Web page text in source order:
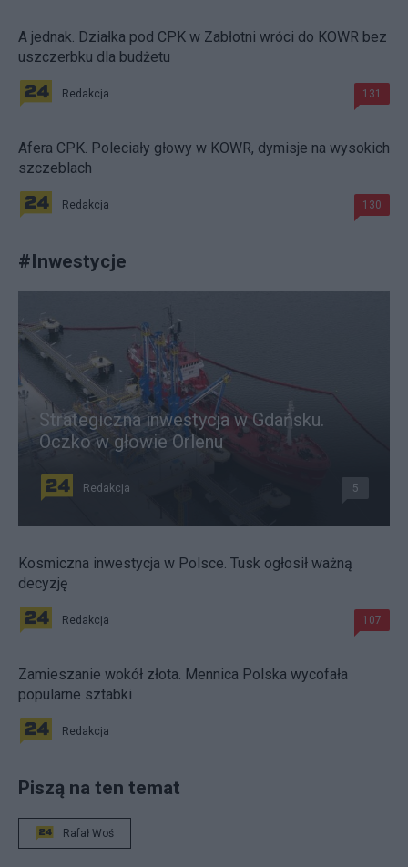
A jednak. Działka pod CPK w Zabłotni wróci do KOWR bez
uszczerbku dla budżetu
Redakcja 131
Afera CPK. Poleciały głowy w KOWR, dymisje na wysokich
szczeblach
Redakcja 130
#Inwestycje
Strategiczna inwestycja w Gdańsku.
Oczko w głowie Orlenu
Redakcja 5
Kosmiczna inwestycja w Polsce. Tusk ogłosił ważną
decyzję
Redakcja 107
Zamieszanie wokół złota. Mennica Polska wycofała
popularne sztabki
Redakcja
Piszą na ten temat
Rafał Woś